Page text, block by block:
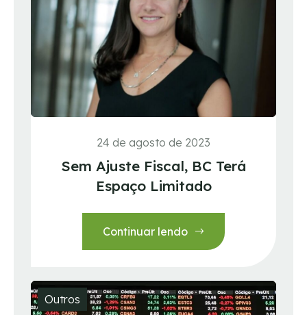
24 de agosto de 2023
Sem Ajuste Fiscal, BC Terá
Espaço Limitado
Continuar lendo
Outros